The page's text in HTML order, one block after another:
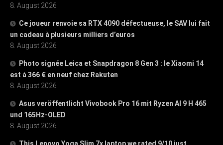
8. August 2026
Ce joueur renvoie sa RTX 4090 défectueuse, le SAV lui fait
un cadeau à plusieurs milliers d’euros
8. August 2026
Photo signée Leica et Snapdragon 8 Gen 3 : le Xiaomi 14
est à 366 € en neuf chez Rakuten
8. August 2026
Asus veröffentlicht Vivobook Pro 16 mit Ryzen AI 9 H 465
und 165Hz-OLED
8. August 2026
This Lenovo Yoga Slim 7x laptop we rated 9/10 just